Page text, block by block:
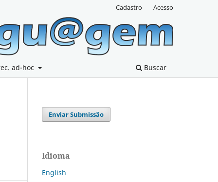
ad-hoc Buscar
Cadastro Acesso
Enviar Submissão
Idioma
English